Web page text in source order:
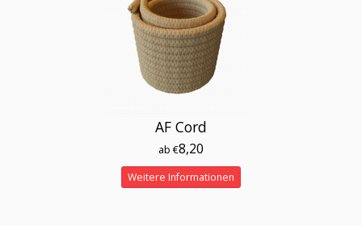
AF Cord
ab €8,20
Weitere Informationen